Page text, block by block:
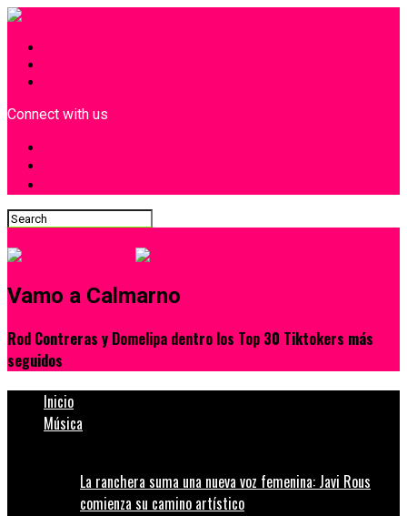
Connect with us
Vamo a Calmarno
Rod Contreras y Domelipa dentro los Top 30 Tiktokers más
seguidos
Inicio
Música
La ranchera suma una nueva voz femenina: Javi Rous
comienza su camino artístico